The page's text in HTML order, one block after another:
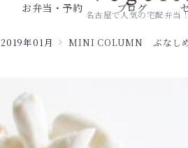
名古屋で人気の宅配弁当
お弁当・予約 ブログ
2019年01月 MINI COLUMN ぶなし